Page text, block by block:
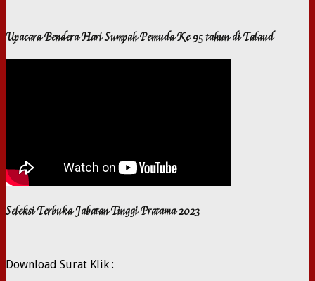
Upacara Bendera Hari Sumpah Pemuda Ke 95 tahun di Talaud
Seleksi Terbuka Jabatan Tinggi Pratama 2023
Download Surat Klik :